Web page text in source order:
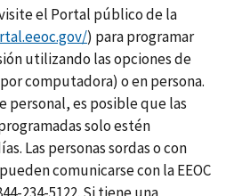
el Portal público de la
) para programar
utilizando las opciones de
computadora) o en persona.
personal, es posible que las
solo estén
Las personas sordas o con
comunicarse con la EEOC